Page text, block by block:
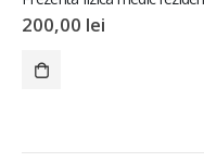
200,00 lei